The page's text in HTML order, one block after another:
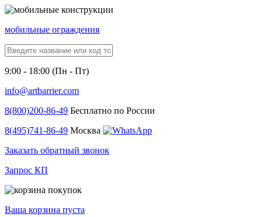
мобильные ограждения
9:00 - 18:00 (Пн - Пт)
info@artbarrier.com
8(800)200-86-49 Бесплатно по России
8(495)741-86-49 Москва
Заказать обратный звонок
Запрос КП
Ваша корзина пуста